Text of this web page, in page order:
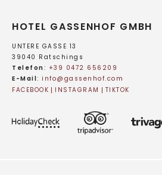
HOTEL GASSENHOF GMBH
UNTERE GASSE 13
39040 Ratschings
Telefon: +39 0472 656209
E-Mail: info@ gassenhof.com
FACEBOOK
INSTAGRAM TIKTOK